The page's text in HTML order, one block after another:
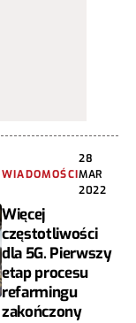
WIADOMOŚCI
28
MAR
2022
Więcej
częstotliwości
dla 5G. Pierwszy
etap procesu
refarmingu
zakończony